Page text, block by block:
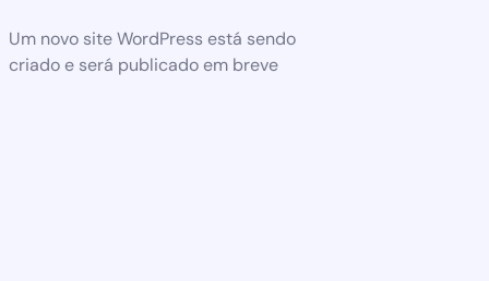
Um novo site WordPress está sendo
criado e será publicado em breve